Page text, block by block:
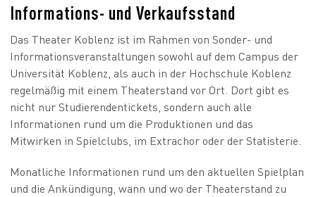
Informations- und Verkaufsstand
Das Theater Koblenz ist im Rahmen von Sonder- und
Informationsveranstaltungen sowohl auf dem Campus der
Universität Koblenz, als auch in der Hochschule Koblenz
regelmäßig mit einem Theaterstand vor Ort. Dort gibt es
nicht nur Studierendentickets, sondern auch alle
Informationen rund um die Produktionen und das
Mitwirken in Spielclubs, im Extrachor oder der Statisterie.
Monatliche Informationen rund um den aktuellen Spielplan
und die Ankündigung, wann und wo der Theaterstand zu